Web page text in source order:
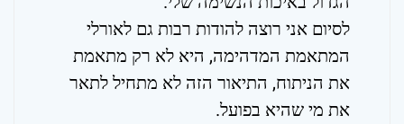
לסיום אני רוצה להודות רבות גם לאורלי
המתאמת המדהימה, היא לא רק מתאמת
את הניתוח, התיאור הזה לא מתחיל לתאר
את מי שהיא בפועל.